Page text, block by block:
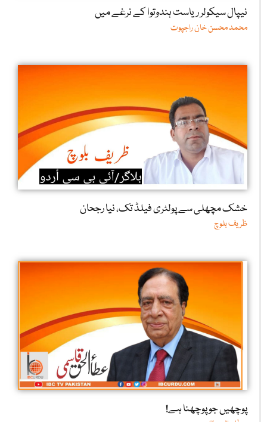
نیپال سیکولر ریاست ہندوتوا کے نرغے میں
محمد محسن خان راجپوت
خشک مچھلی سے پولٹری فیلڈ تک، نیا رجحان
ظریف بلوچ
پوچھیں جو پوچھنا ہے!